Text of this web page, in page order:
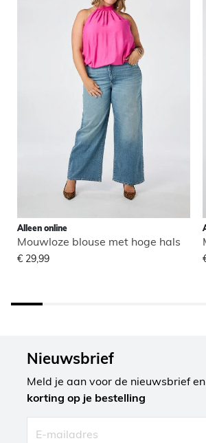
Alleen online
Mouwloze blouse met hoge hals
€ 29,99
Nieuwsbrief
Meld je aan voor de nieuwsbrief
korting op je bestelling